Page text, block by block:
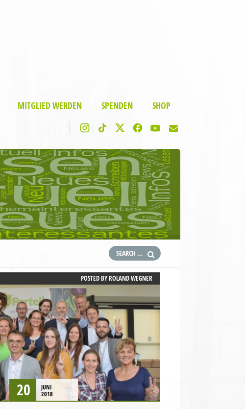
MITGLIED WERDEN SPENDEN SHOP
POSTED BYROLAND WEGNER
20
JUNI
2018